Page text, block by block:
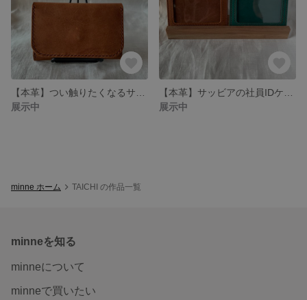
展示中
展示中
minne ホーム TAICHI の作品一覧
minneを知る
minneについて
minneで買いたい